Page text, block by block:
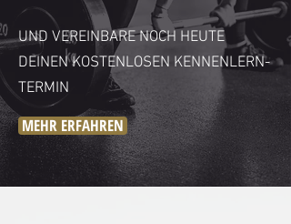
UND VEREINBARE NOCH HEUTE
DEINEN KOSTENLOSEN KENNENLERN-
TERMIN
MEHR ERFAHREN